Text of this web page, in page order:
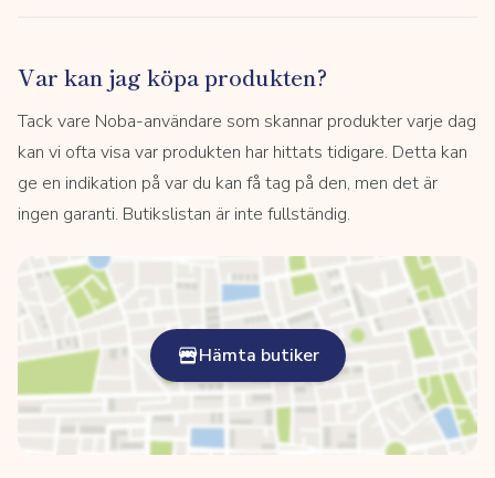
Var kan jag köpa produkten?
Tack vare Noba-användare som skannar produkter varje dag
kan vi ofta visa var produkten har hittats tidigare. Detta kan
ge en indikation på var du kan få tag på den, men det är
ingen garanti. Butikslistan är inte fullständig.
Hämta butiker